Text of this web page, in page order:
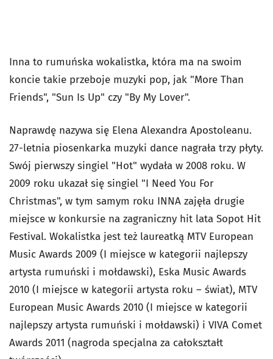
Inna to rumuńska wokalistka, która ma na swoim
koncie takie przeboje muzyki pop, jak "More Than
Friends", "Sun Is Up" czy "By My Lover".
Naprawdę nazywa się Elena Alexandra Apostoleanu.
27-letnia piosenkarka muzyki dance nagrała trzy płyty.
Swój pierwszy singiel "Hot" wydała w 2008 roku. W
2009 roku ukazał się singiel "I Need You For
Christmas", w tym samym roku INNA zajęła drugie
miejsce w konkursie na zagraniczny hit lata Sopot Hit
Festival. Wokalistka jest też laureatką MTV European
Music Awards 2009 (I miejsce w kategorii najlepszy
artysta rumuński i mołdawski), Eska Music Awards
2010 (I miejsce w kategorii artysta roku – świat), MTV
European Music Awards 2010 (I miejsce w kategorii
najlepszy artysta rumuński i mołdawski) i VIVA Comet
Awards 2011 (nagroda specjalna za całokształt